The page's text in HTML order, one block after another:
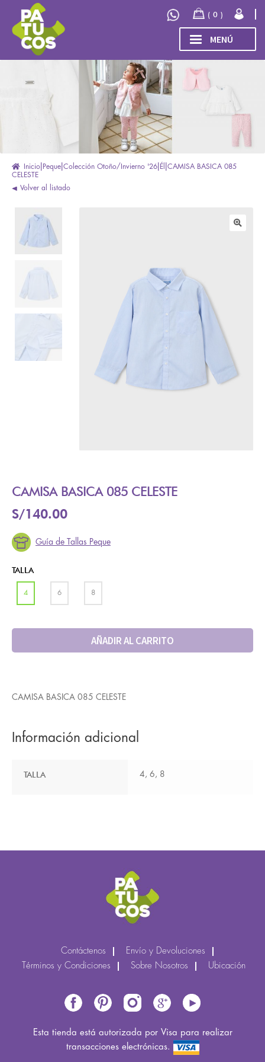
la
navegación
contenido
MENÚ
INICIO
TIENDA
menú
hijo
COLECCIÓN
INVIERNO/OTOÑO 2026
Inicio Peque Colección Otoño/Invierno '26 Él CAMISA BASICA 085
CELESTE
Volver al listado
CAMISA BASICA 085 CELESTE
S/140.00
Guía de Tallas Peque
TALLA
4 6 8
AÑADIR AL CARRITO
CAMISA BASICA 085 CELESTE
Información adicional
TALLA 4, 6, 8
Contáctenos
Envío y Devoluciones
Términos y Condiciones
Sobre Nosotros Ubicación
Esta tienda está autorizada por Visa para realizar
transacciones electrónicas.
0